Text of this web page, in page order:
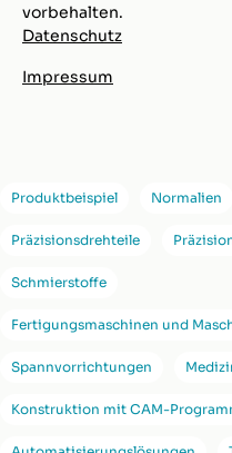
vorbehalten.
Datenschutz
Impressum
Produktbeispiel Normalien
Präzisionsdrehteile
Schmierstoffe
Fertigungsmaschinen und
Spannvorrichtungen
Konstruktion mit CAM-